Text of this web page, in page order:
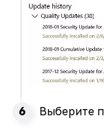
Выберите